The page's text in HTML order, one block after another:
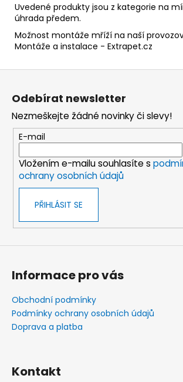
Uvedené produkty jsou z kategorie na
úhrada předem.
Možnost montáže mříží na naší
Montáže a instalace - Extrapet.cz
Z
Odebírat newsletter
Nezmeškejte žádné novinky či slevy!
E-mail
Vložením e-mailu souhlasíte s
ochrany osobních údajů
PŘIHLÁSIT SE
Informace pro vás
Obchodní podmínky
Podmínky ochrany osobních údajů
Doprava a platba
Kontakt